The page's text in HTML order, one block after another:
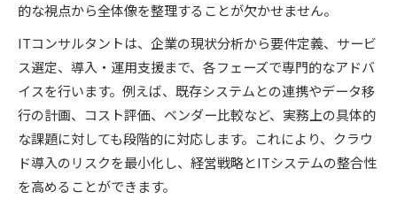
的な視点から全体像を整理することが欠かせません。
ITコンサルタントは、企業の現状分析から要件定義、サービ
ス選定、導入・運用支援まで、各フェーズで専門的なアドバ
イスを行います。例えば、既存システムとの連携やデータ移
行の計画、コスト評価、ベンダー比較など、実務上の具体的
な課題に対しても段階的に対応します。これにより、クラウ
ド導入のリスクを最小化し、経営戦略とITシステムの整合性
を高めることができます。